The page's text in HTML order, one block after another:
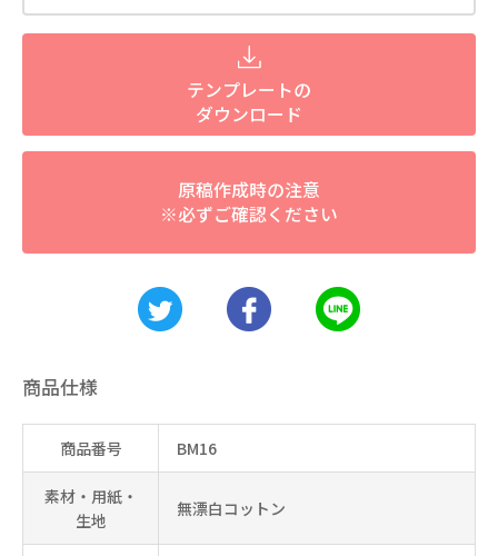
テンプレートの
ダウンロード
原稿作成時の注意
※必ずご確認ください
商品仕様
商品番号 BM16
素材・用紙・
生地
無漂白コットン